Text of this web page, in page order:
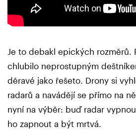
Je to debakl epických rozměrů.
chlubilo neprostupným
děravé jako řešeto. Drony si
radarů a navádějí se přímo na
nyní na výběr: buď radar
ho zapnout a být mrtvá.